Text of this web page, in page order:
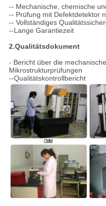
-- Mechanische, chemische
-- Prüfung mit Defektdetektor
-- Vollständiges
--Lange Garantiezeit
2.Qualitätsdokument
- Bericht über die
Mikrostrukturprüfungen
--Qualitätskontrollbericht